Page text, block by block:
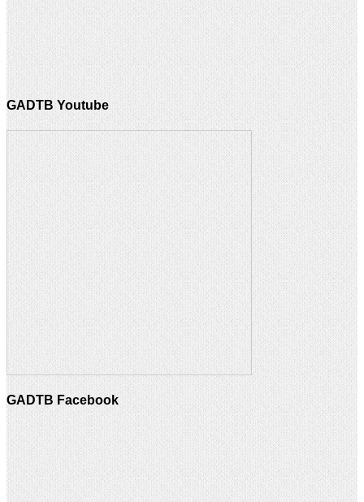
GADTB Youtube
GADTB Facebook